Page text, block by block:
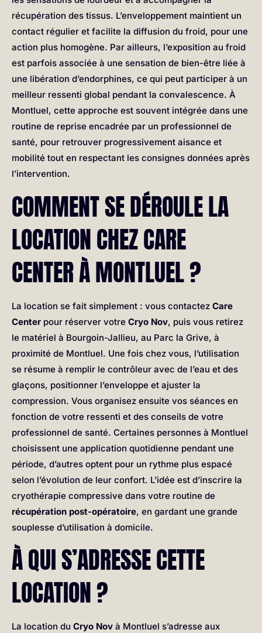
récupération des tissus. L’enveloppement maintient un
contact régulier et facilite la diffusion du froid, pour une
action plus homogène. Par ailleurs, l’exposition au froid
est parfois associée à une sensation de bien-être liée à
une libération d’endorphines, ce qui peut participer à un
meilleur ressenti global pendant la convalescence. À
Montluel, cette approche est souvent intégrée dans une
routine de reprise encadrée par un professionnel de
santé, pour retrouver progressivement aisance et
mobilité tout en respectant les consignes données après
l’intervention.
COMMENT SE DÉROULE LA
LOCATION CHEZ CARE
CENTER À MONTLUEL ?
La location se fait simplement : vous contactez Care
Center pour réserver votre Cryo Nov, puis vous retirez
le matériel à Bourgoin-Jallieu, au Parc la Grive, à
proximité de Montluel. Une fois chez vous, l’utilisation
se résume à remplir le contrôleur avec de l’eau et des
glaçons, positionner l’enveloppe et ajuster la
compression. Vous organisez ensuite vos séances en
fonction de votre ressenti et des conseils de votre
professionnel de santé. Certaines personnes à Montluel
choisissent une application quotidienne pendant une
période, d’autres optent pour un rythme plus espacé
selon l’évolution de leur confort. L’idée est d’inscrire la
cryothérapie compressive dans votre routine de
récupération post-opératoire, en gardant une grande
souplesse d’utilisation à domicile.
À QUI S’ADRESSE CETTE
LOCATION ?
La location du Cryo Nov à Montluel s’adresse aux